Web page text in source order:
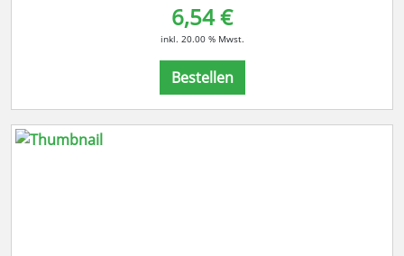
6,54 €
inkl. 20.00 % Mwst.
Bestellen